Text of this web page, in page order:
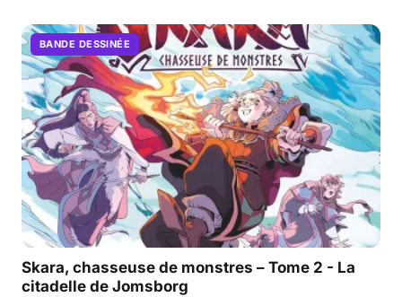
BANDE DESSINÉE
Skara, chasseuse de monstres – Tome 2 - La
citadelle de Jomsborg